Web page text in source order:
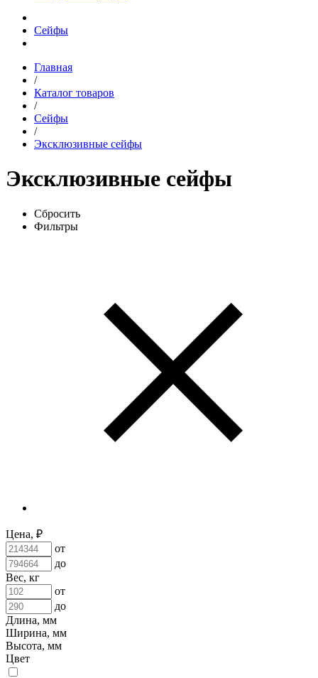
Сейфы
Главная
/
Каталог товаров
/
Сейфы
/
Эксклюзивные сейфы
Эксклюзивные сейфы
Сбросить
Фильтры
Цена, ₽
от
до
Вес, кг
от
до
Длина, мм
Ширина, мм
Высота, мм
Цвет